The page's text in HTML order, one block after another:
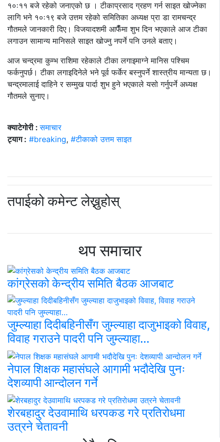
१०ः११ बजे रहेको जनाएको छ । टीकाप्रसाद ग्रहण गर्न साइत खोज्नेका
लागि भने १०ः१९ बजे उत्तम रहेको समितिका अध्यक्ष प्रा डा रामचन्द्र
गौतमले जानकारी दिए। विजयादशमी आफैंँमा शुभ दिन भएकाले आज टीका
लगाउन सामान्य मानिसले साइत खोज्नु नपर्ने पनि उनले बताए।
आज चन्द्रमा कुम्भ राशिमा रहेकाले टीका लगाइमाग्ने मानिस पश्चिम
फर्कनुपर्छ। टीका लगाइदिनेले भने पूर्व फर्केर बस्नुपर्ने शास्त्रीय मान्यता छ।
चन्द्रमालाई दाहिने र सम्मुख पार्दा शुभ हुने भएकाले यसो गर्नुपर्ने अध्यक्ष
गौतमले सुनाए।
क्याटेगोरी :समाचार
ट्याग : #breaking, #टीकाको उत्तम साइत
तपाईको कमेन्ट लेख्नुहोस्
थप समाचार
कांग्रेसको केन्द्रीय समिति बैठक आजबाट
जुम्ल्याहा दिदीबहिनीसँग जुम्ल्याहा दाजुभाइको विवाह,
विवाह गराउने पादरी पनि जुम्ल्याहा…
नेपाल शिक्षक महासंघले आगामी भदौदेखि पुनः
देशव्यापी आन्दोलन गर्ने
शेरबहादुर देउवामाथि धरपकड गरे प्रतिरोधमा
उत्रने चेतावनी